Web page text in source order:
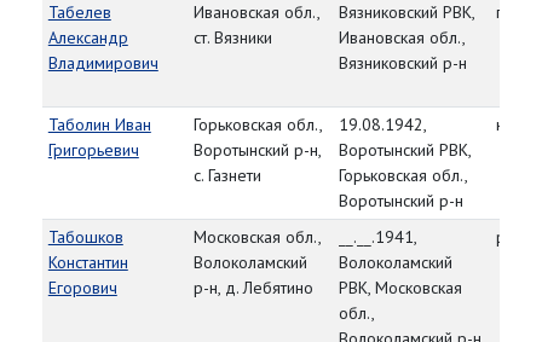
Табелев
Александр
Владимирович
Ивановская обл.,
ст. Вязники
Вязниковский РВК,
Ивановская обл.,
Вязниковский р-н
гв.
Таболин Иван
Григорьевич
Горьковская обл.,
Воротынский р-н,
с. Газнети
19.08.1942,
Воротынский РВК,
Горьковская обл.,
Воротынский р-н
Табошков
Константин
Егорович
Московская обл.,
Волоколамский
р-н, д. Лебятино
__.__.1941,
Волоколамский
РВК, Московская
обл.,